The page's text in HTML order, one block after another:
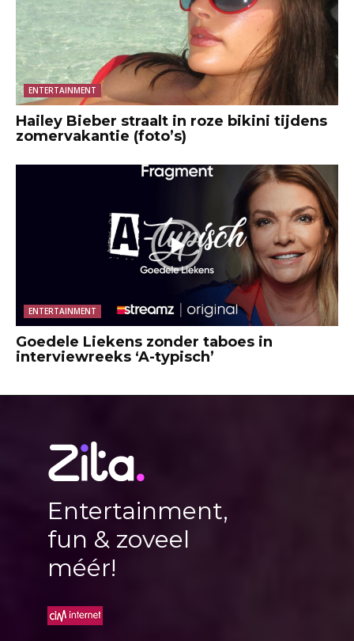
ENTERTAINMENT
Hailey Bieber straalt in roze bikini tijdens
zomervakantie (foto’s)
ENTERTAINMENT
Goedele Liekens zonder taboes in
interviewreeks ‘A-typisch’
Entertainment,
fun & zoveel
méér!